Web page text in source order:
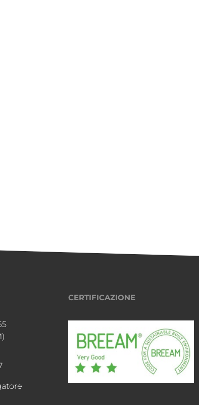
CERTIFICAZIONE